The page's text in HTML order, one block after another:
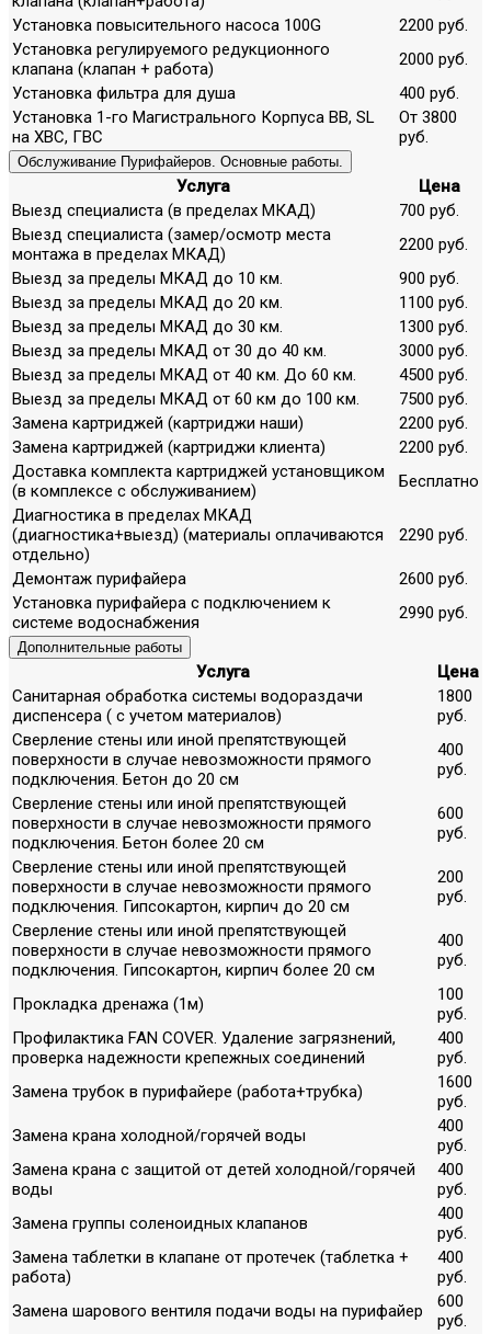
Установка повысительного насоса 100G
2200 руб.
Установка регулируемого редукционного
клапана (клапан + работа)
2000 руб.
Установка фильтра для душа
400 руб.
Установка 1-го Магистрального Корпуса ВВ, SL
на ХВС, ГВС
От 3800
руб.
Обслуживание Пурифайеров. Основные работы.
Услуга
Цена
Выезд специалиста (в пределах МКАД)
700 руб.
Выезд специалиста (замер/осмотр места
монтажа в пределах МКАД)
2200 руб.
Выезд за пределы МКАД до 10 км.
900 руб.
Выезд за пределы МКАД до 20 км.
1100 руб.
Выезд за пределы МКАД до 30 км.
1300 руб.
Выезд за пределы МКАД от 30 до 40 км.
3000 руб.
Выезд за пределы МКАД от 40 км. До 60 км.
4500 руб.
Выезд за пределы МКАД от 60 км до 100 км.
7500 руб.
Замена картриджей (картриджи наши)
2200 руб.
Замена картриджей (картриджи клиента)
2200 руб.
Доставка комплекта картриджей установщиком
(в комплексе с обслуживанием)
Бесплатно
Диагностика в пределах МКАД
(диагностика+выезд) (материалы оплачиваются
отдельно)
2290 руб.
Демонтаж пурифайера
2600 руб.
Установка пурифайера с подключением к
системе водоснабжения
2990 руб.
Дополнительные работы
Услуга
Цена
Санитарная обработка системы водораздачи
диспенсера ( с учетом материалов)
1800
руб.
Сверление стены или иной препятствующей
поверхности в случае невозможности прямого
подключения. Бетон до 20 см
400
руб.
Сверление стены или иной препятствующей
поверхности в случае невозможности прямого
подключения. Бетон более 20 см
600
руб.
Сверление стены или иной препятствующей
поверхности в случае невозможности прямого
подключения. Гипсокартон, кирпич до 20 см
200
руб.
Сверление стены или иной препятствующей
поверхности в случае невозможности прямого
подключения. Гипсокартон, кирпич более 20 см
400
руб.
Прокладка дренажа (1м)
100
руб.
Профилактика FAN COVER. Удаление загрязнений,
проверка надежности крепежных соединений
400
руб.
Замена трубок в пурифайере (работа+трубка)
1600
руб.
Замена крана холодной/горячей воды
400
руб.
Замена крана с защитой от детей холодной/горячей
воды
400
руб.
Замена группы соленоидных клапанов
400
руб.
Замена таблетки в клапане от протечек (таблетка +
работа)
400
руб.
Замена шарового вентиля подачи воды на пурифайер
600
руб.